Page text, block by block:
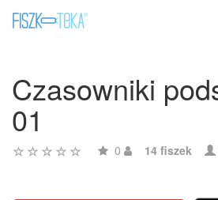
Czasowniki
01
0 14 fiszek